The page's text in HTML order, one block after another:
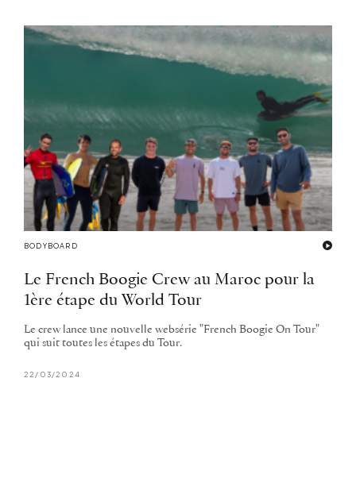
BODYBOARD
Le French Boogie Crew au Maroc pour la
1ère étape du World Tour
Le crew lance une nouvelle websérie "French Boogie On Tour"
qui suit toutes les étapes du Tour.
22/03/2024